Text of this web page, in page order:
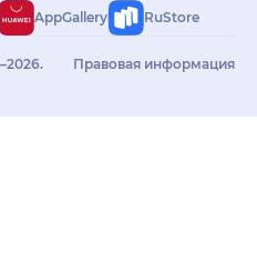
AppGallery RuStore
Правовая информация